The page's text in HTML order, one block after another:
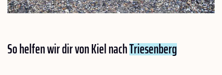
So helfen wir dir von Kiel nachTriesenberg